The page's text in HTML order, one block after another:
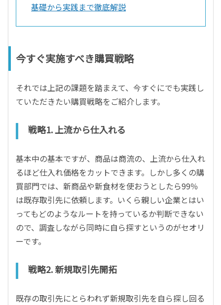
基礎から実践まで徹底解説
今すぐ実施すべき購買戦略
それでは上記の課題を踏まえて、今すぐにでも実践し
ていただきたい購買戦略をご紹介します。
戦略1. 上流から仕入れる
基本中の基本ですが、商品は商流の、上流から仕入れ
るほど仕入れ価格をカットできます。しかし多くの購
買部門では、新商品や新食材を使おうとしたら99％
は既存取引先に依頼します。いくら親しい企業とはい
ってもどのようなルートを持っているか判断できない
ので、調査しながら同時に自ら探すというのがセオリ
ーです。
戦略2. 新規取引先開拓
既存の取引先にとらわれず新規取引先を自ら探し回る